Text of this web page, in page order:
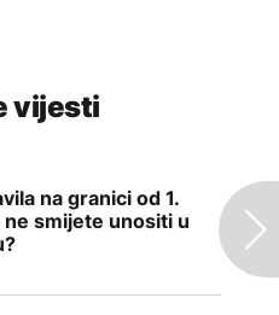
vijesti
na granici od 1.
ne smijete unositi u